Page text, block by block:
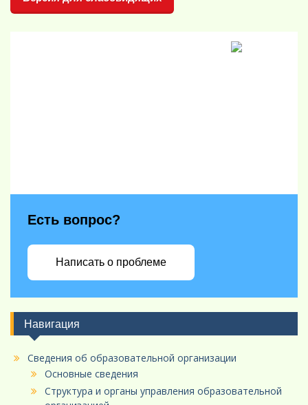
Есть вопрос?
Написать о проблеме
Навигация
Сведения об образовательной организации
Основные сведения
Структура и органы управления образовательной